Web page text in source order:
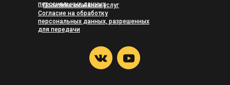
персональных данных
Политика оказания услуг
Согласие на обработку
персональных данных, разрешенных
для передачи